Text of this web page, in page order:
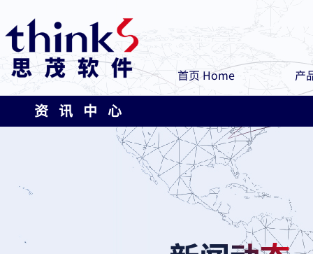
首页 Home 产
资 讯 中 心